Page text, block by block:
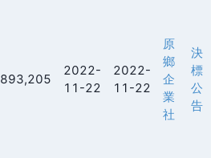
893,205
2022-
11-22
2022-
11-22
原
鄉
企
業
社
決
標
公
告